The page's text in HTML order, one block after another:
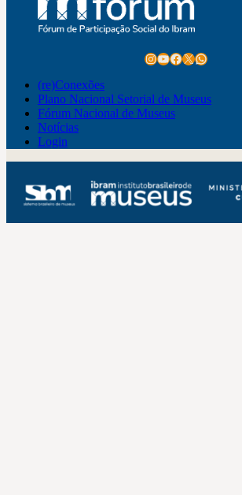
Instagram
Youtube
Facebook
X WhatsApp
(re)Conexões
Plano Nacional Setorial de Museus
Fórum Nacional de Museus
Notícias
Login